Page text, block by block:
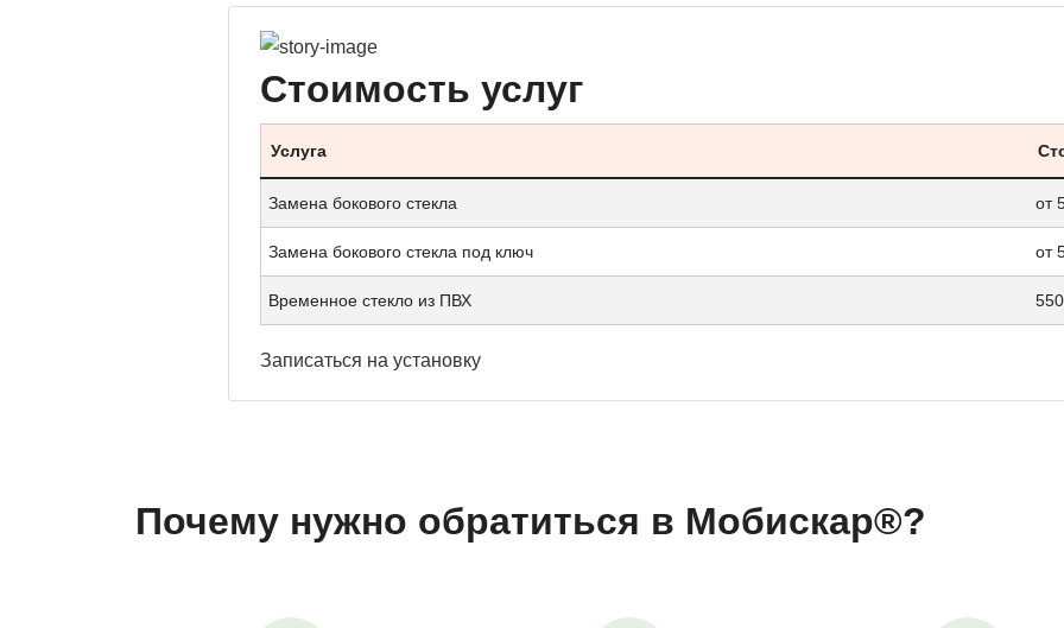
Стоимость услуг
Услуга
Замена бокового стекла от
Замена бокового стекла под ключ от
Временное стекло из ПВХ
Записаться на установку
Почему нужно обратиться в Мобискар®?